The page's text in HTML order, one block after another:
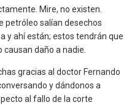
Mire, no existen.
petróleo salían desechos
y ahí están; estos tendrán que
causan daño a nadie.
gracias al doctor Fernando
y dándonos a
al fallo de la corte